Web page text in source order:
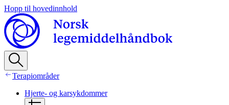
Hopp til hovedinnhold
Terapiområder
Hjerte- og karsykdommer